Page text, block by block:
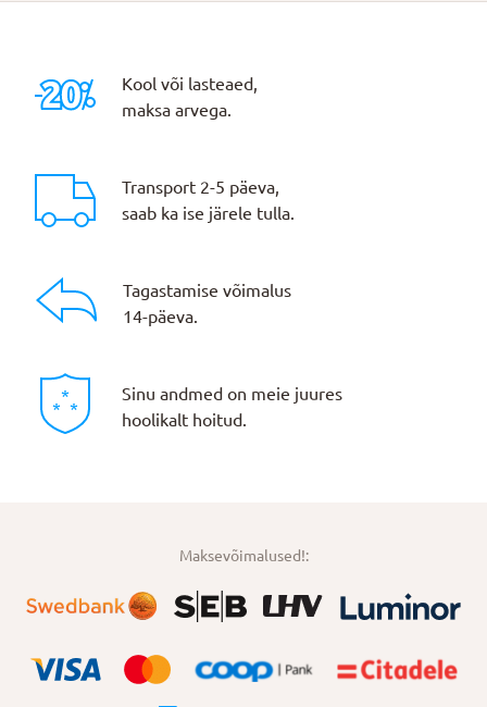
Kool või lasteaed,
maksa arvega.
Transport 2-5 päeva,
saab ka ise järele tulla.
Tagastamise võimalus
14-päeva.
Sinu andmed on meie juures
hoolikalt hoitud.
Maksevõimalused!: